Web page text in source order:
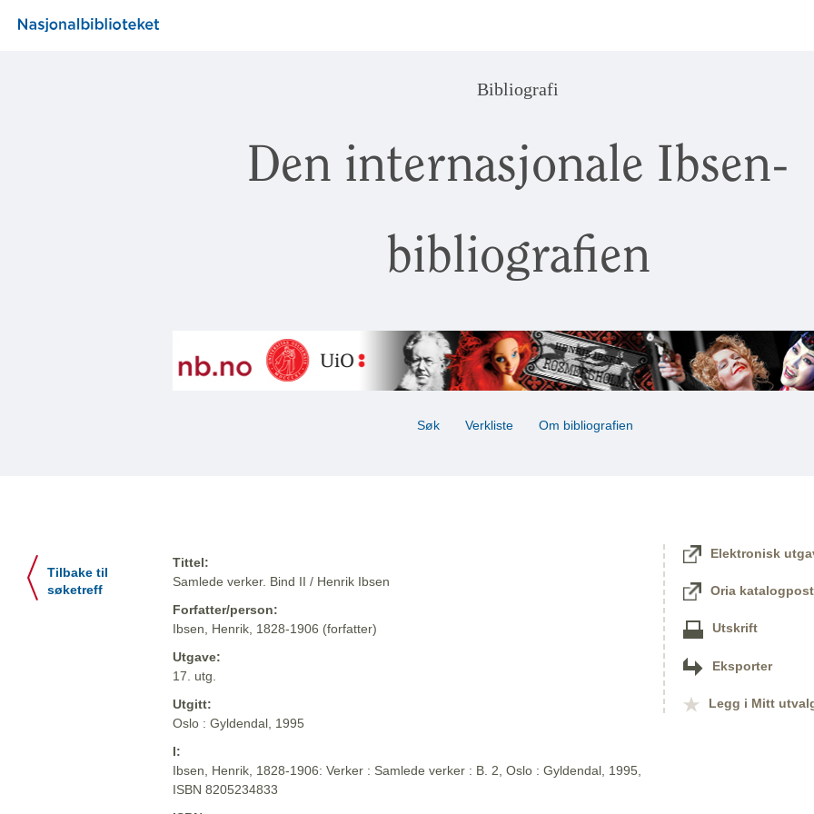
Bibliografi
Den internasjonale Ibsen-
bibliografien
Søk Verkliste Om bibliografien
Tilbake til
søketreff
Tittel:
Samlede verker. Bind II / Henrik Ibsen
Forfatter/person:
Ibsen, Henrik, 1828-1906 (forfatter)
Utgave:
17. utg.
Utgitt:
Oslo : Gyldendal, 1995
I:
Ibsen, Henrik, 1828-1906: Verker : Samlede verker : B. 2, Oslo : Gyldendal, 1995,
ISBN 8205234833
Elektronisk
Oria katalogpost
Utskrift
Eksporter
Legg i Mitt